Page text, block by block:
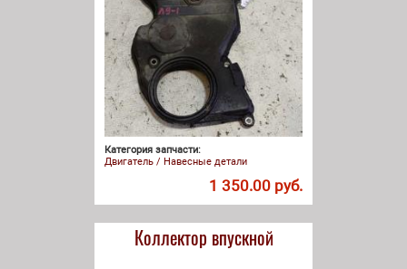
Категория запчасти:
Двигатель / Навесные детали
1 350.00 руб.
Коллектор впускной